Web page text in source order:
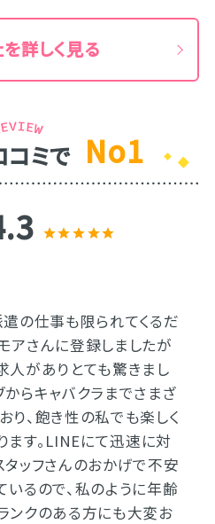
詳しく見る
ミで No1
の仕事も限られてくるだ
アさんに登録しましたが
人がありとても驚きまし
らキャバクラまでさまざ
、飽き性の私でも楽しく
ます。LINEにて迅速に対
ッフさんのおかげで不安
るので、私のように年齢
ンクのある方にも大変お